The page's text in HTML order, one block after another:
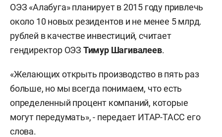
ОЭЗ «Алабуга» планирует в 2015 году привлечь
около 10 новых резидентов и не менее 5 млрд.
рублей в качестве инвестиций, считает
гендиректор ОЭЗ Тимур Шагивалеев.
«Желающих открыть производство в пять раз
больше, но мы всегда понимаем, что есть
определенный процент компаний, которые
могут передумать», - передает ИТАР-ТАСС его
слова.